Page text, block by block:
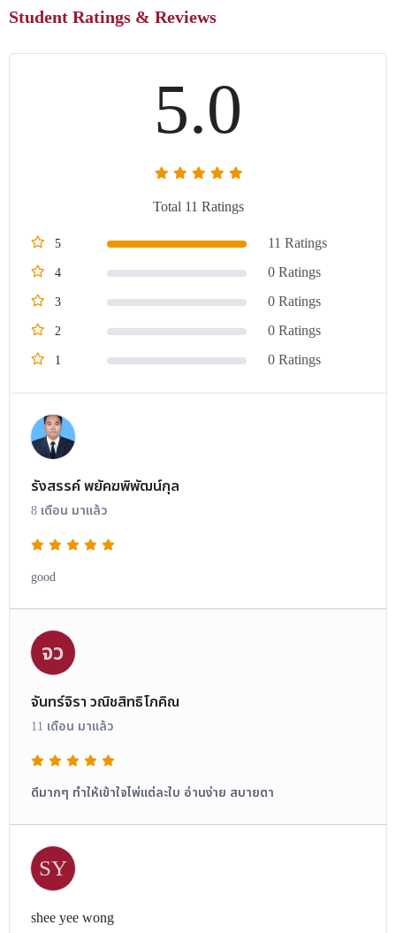
Student Ratings & Reviews
5.0
Total 11 Ratings
5 11 Ratings
4 0 Ratings
3 0 Ratings
2 0 Ratings
1 0 Ratings
รังสรรค์ พยัคฆพิพัฒน์กุล
8 เดือน มาแล้ว
good
จว
จันทร์จิรา วณิชสิทธิโภคิณ
11 เดือน มาแล้ว
ดีมากๆ ทำให้เข้าใจไพ่แต่ละใบ อ่านง่าย สบายตา
SY
shee yee wong